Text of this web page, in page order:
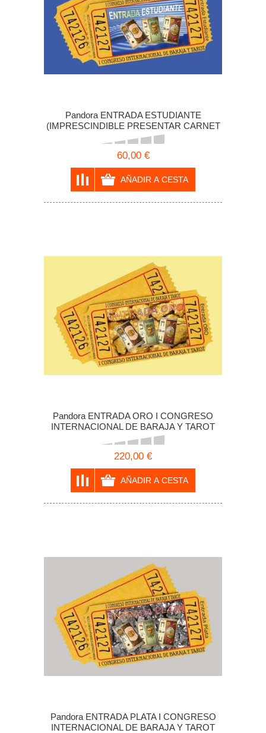
Pandora ENTRADA ESTUDIANTE
(IMPRESCINDIBLE PRESENTAR CARNET
OFICIAL) I CONGRESO INTERNACIONAL
DE BARAJA Y TAROT
60,00 €
Pandora ENTRADA ORO I CONGRESO
INTERNACIONAL DE BARAJA Y TAROT
220,00 €
Pandora ENTRADA PLATA I CONGRESO
INTERNACIONAL DE BARAJA Y TAROT